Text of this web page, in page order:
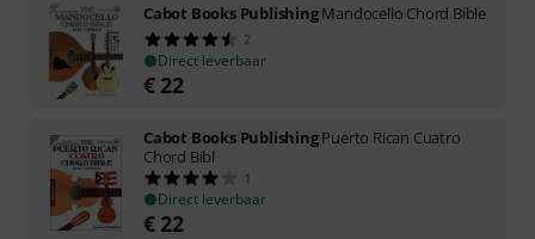
Cabot Books PublishingMandocello Chord Bible
2
Direct leverbaar
€ 22
Cabot Books PublishingPuerto Rican Cuatro
Chord Bibl
1
Direct leverbaar
€ 22